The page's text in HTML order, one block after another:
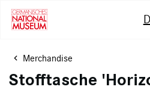
Merchandise
Stofftasche